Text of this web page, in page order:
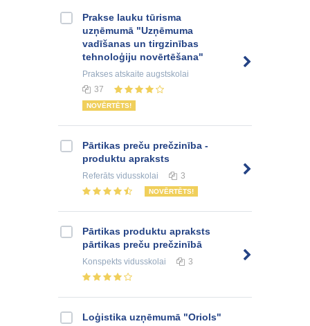
Prakse lauku tūrisma
uzņēmumā "Uzņēmuma
vadīšanas un tirgzinības
tehnoloģiju novērtēšana"
Prakses atskaite augstskolai
37
NOVĒRTĒTS!
Pārtikas preču prečzinība -
produktu apraksts
Referāts vidusskolai 3
NOVĒRTĒTS!
Pārtikas produktu apraksts
pārtikas preču prečzinībā
Konspekts vidusskolai 3
Loģistika uzņēmumā "Oriols"